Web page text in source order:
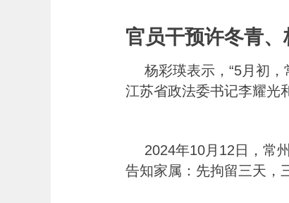
官员干预许冬青、
杨彩瑛表示，“5月初
江苏省政法委书记李耀光
2024年10月12日，常
告知家属：先拘留三天，